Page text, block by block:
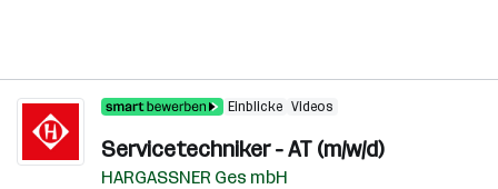
Einblicke Videos
Servicetechniker - AT (m/w/d)
HARGASSNER Ges mbH